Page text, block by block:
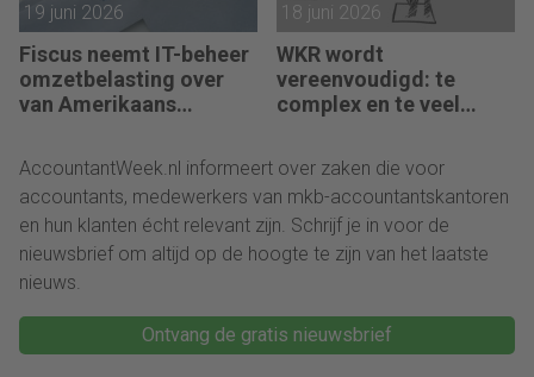
19 juni 2026
Fiscus neemt IT-beheer
omzetbelasting over
van Amerikaans
18 juni 2026
WKR wordt
vereenvoudigd: te
complex en te veel
AccountantWeek.nl informeert over zaken die voor
accountants, medewerkers van mkb-accountantskantoren
en hun klanten écht relevant zijn. Schrijf je in voor de
nieuwsbrief om altijd op de hoogte te zijn van het laatste
nieuws.
Ontvang de gratis nieuwsbrief